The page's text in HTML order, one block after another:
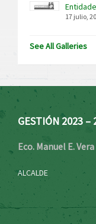
17 julio,
See All Galleries
GESTIÓN 2023 –
Eco. Manuel E.
ALCALDE